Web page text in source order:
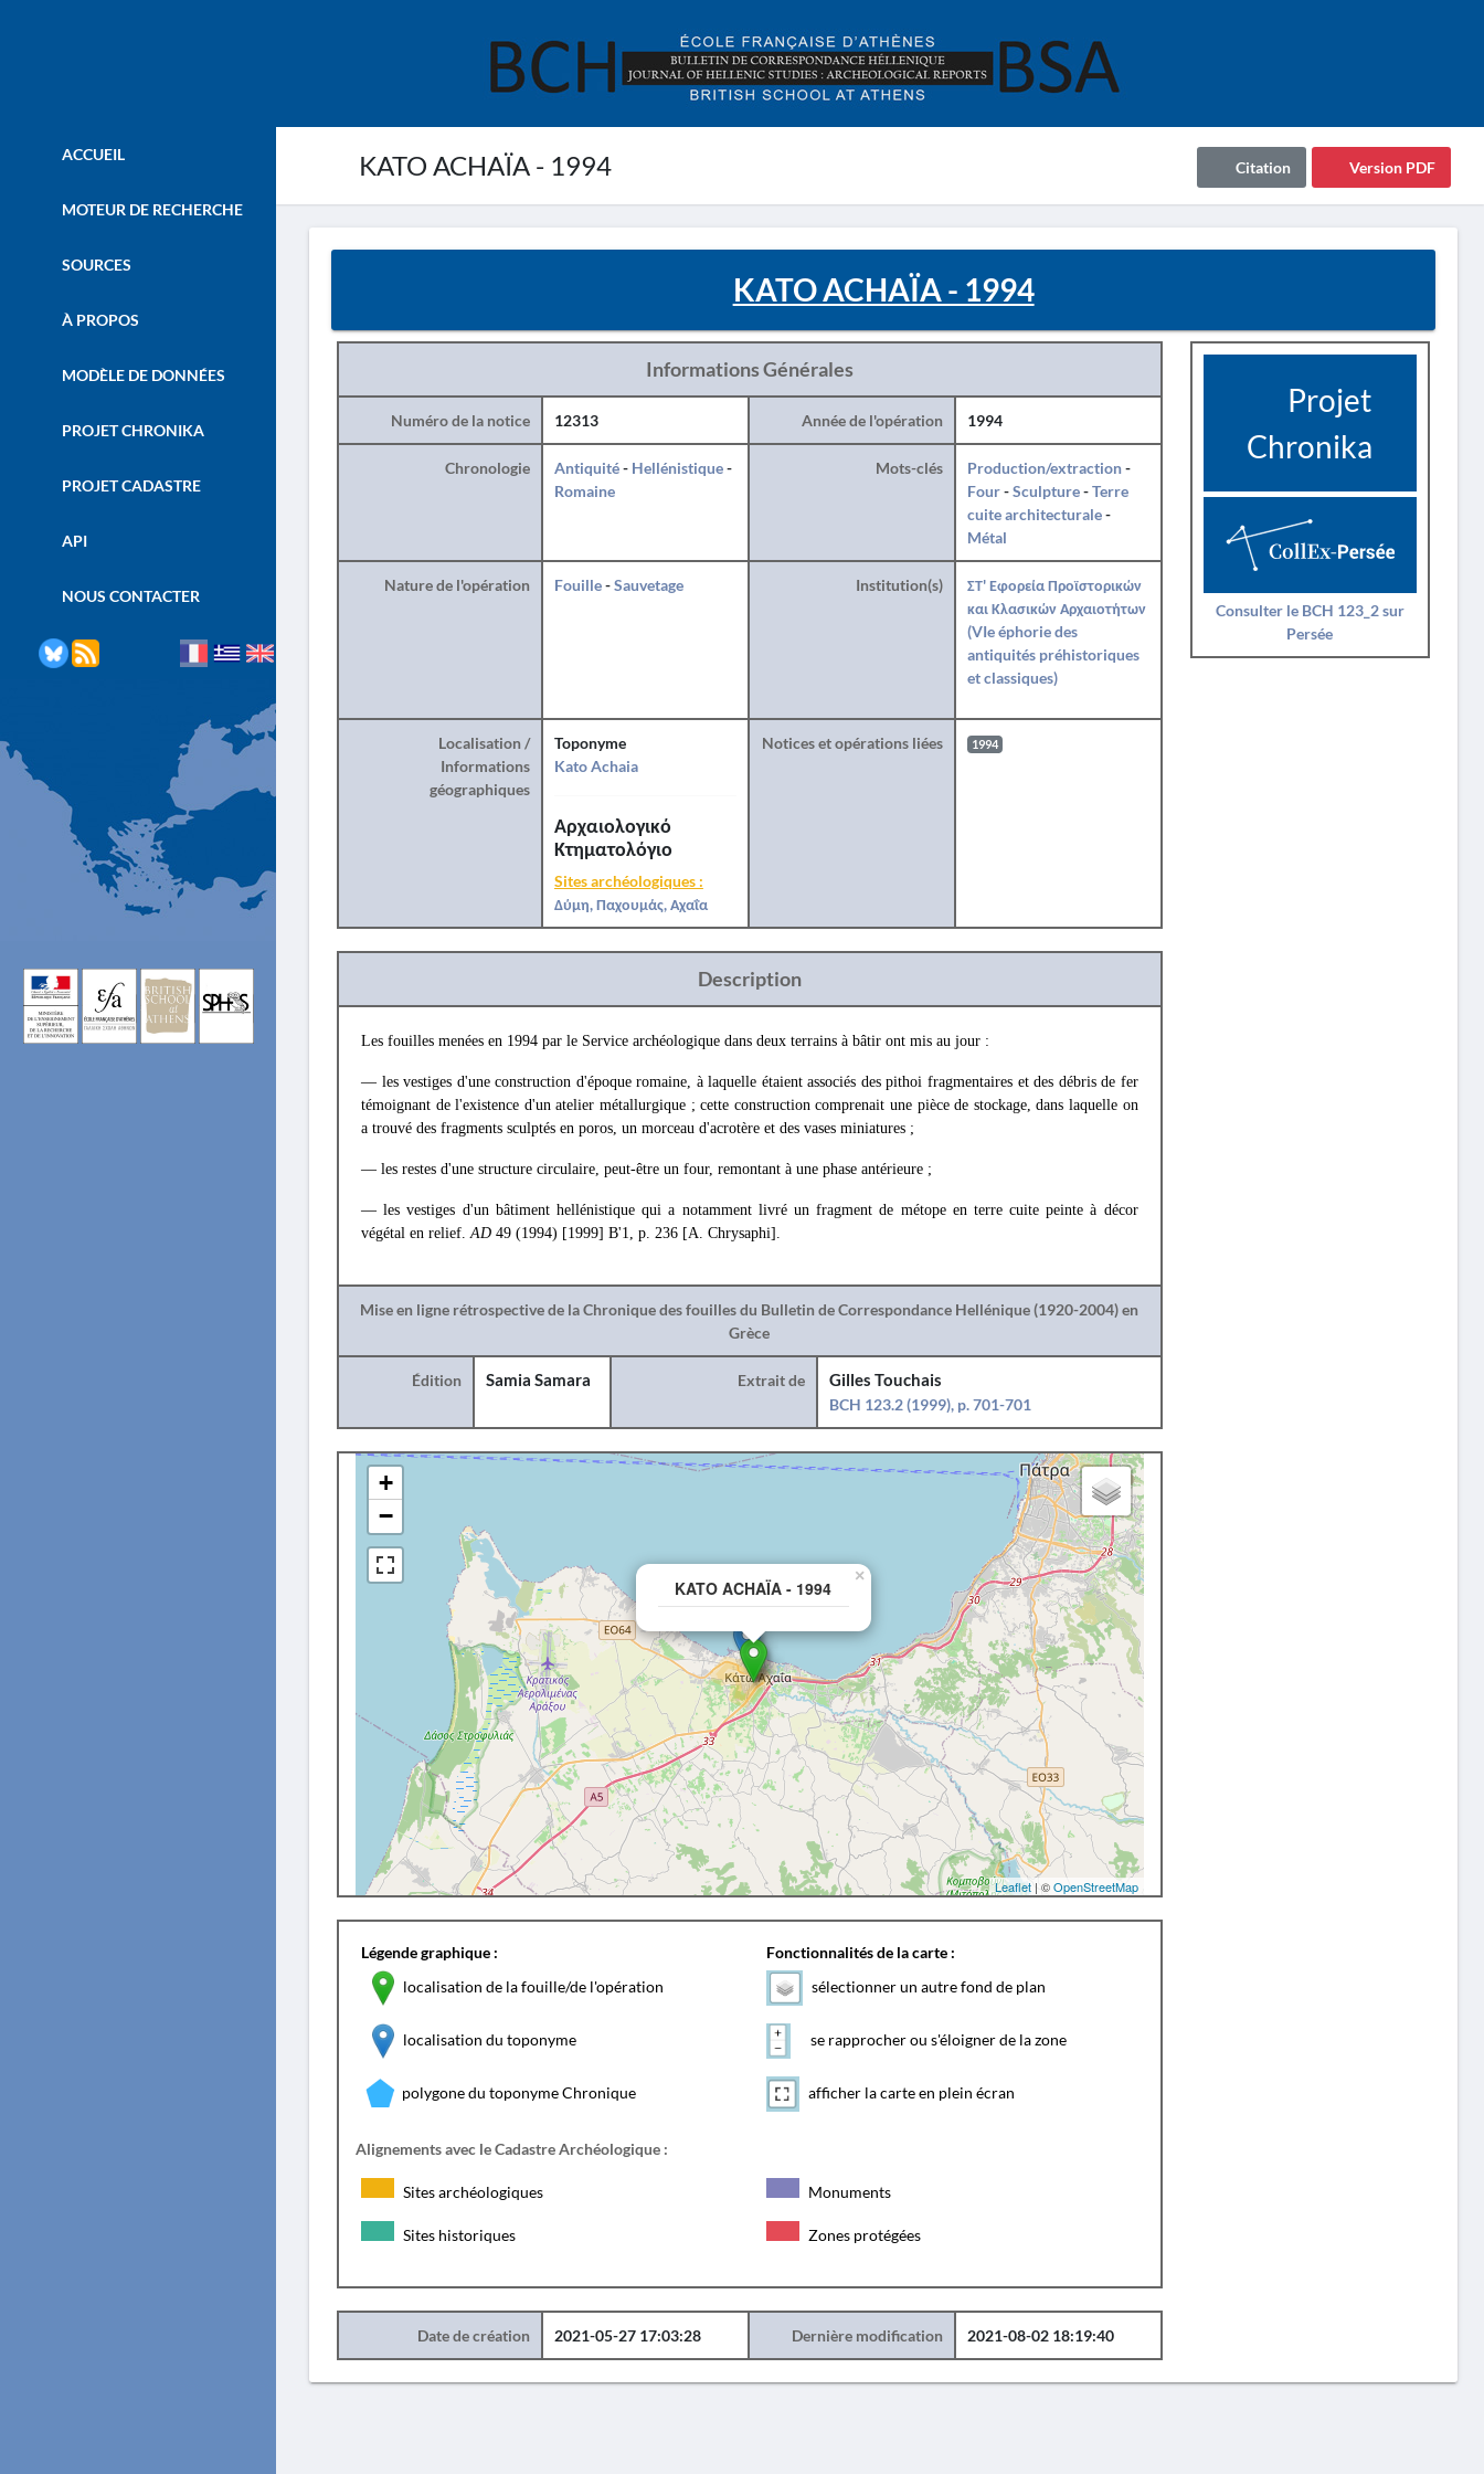
KATO ACHAÏA - 1994 Version PDF
Citation
ACCUEIL
MOTEUR DE RECHERCHE
SOURCES
À PROPOS
MODÈLE DE DONNÉES
PROJET CHRONIKA
PROJET CADASTRE
API
NOUS CONTACTER
KATO ACHAÏA - 1994
Informations Générales
Numéro de la notice 12313 Année de l'opération 1994
Chronologie Antiquité- Hellénistique-
Romaine
Mots-clés Production/extraction-
Four-Sculpture-Terre
cuite architecturale-
Métal
Nature de l'opération Fouille-Sauvetage Institution(s)
ΣΤ' Εφορεία Προϊστορικών
και Κλασικών Αρχαιοτήτων
(VIe éphorie des
antiquités préhistoriques
et classiques)
Localisation /
Informations
géographiques
Toponyme
Kato Achaia
Αρχαιολογικό
Κτηματολόγιο
Sites archéologiques :
Δύμη, Παχουμάς, Αχαΐα
Notices et opérations liées 1994
Description
Les fouilles menées en 1994 par le Service archéologique dans deux terrains à bâtir ont mis au jour :
— les vestiges d'une construction d'époque romaine, à laquelle étaient associés des pithoi fragmentaires et des débris de fer
témoignant de l'existence d'un atelier métallurgique ; cette construction comprenait une pièce de stockage, dans laquelle on
a trouvé des fragments sculptés en poros, un morceau d'acrotère et des vases miniatures ;
— les restes d'une structure circulaire, peut-être un four, remontant à une phase antérieure ;
— les vestiges d'un bâtiment hellénistique qui a notamment livré un fragment de métope en terre cuite peinte à décor
végétal en relief.AD 49 (1994) [1999] Β'1, p. 236 [A. Chrysaphi].
Mise en ligne rétrospective de la Chronique des fouilles du Bulletin de Correspondance Hellénique (1920-2004) en
Grèce
Édition Samia Samara Extrait de
Gilles Touchais
BCH 123.2 (1999), p. 701-701
KATO ACHAÏA - 1994
×
+
−
Leaflet| ©OpenStreetMap
Légende graphique :
localisation de la fouille/de l'opération
localisation du toponyme
polygone du toponyme Chronique
Fonctionnalités de la carte :
sélectionner un autre fond de plan
se rapprocher ou s'éloigner de la zone
afficher la carte en plein écran
Alignements avec le Cadastre Archéologique :
Sites archéologiques Monuments
Sites historiques Zones protégées
Date de création 2021-05-27 17:03:28 Dernière modification 2021-08-02 18:19:40
Projet
Chronika
Consulter le BCH 123_2 sur
Persée